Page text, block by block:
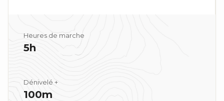
Heures de marche
5h
Dénivelé +
100m